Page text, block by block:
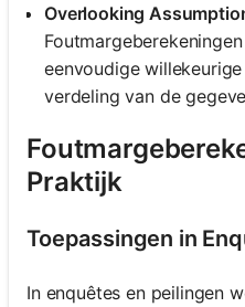
Overlooking
eenvoudige
verdeling van de
Praktijk
Toepassingen in
In enquêtes en peilingen